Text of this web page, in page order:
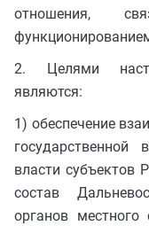
отношения,
2. Целями
являются:
1) обеспечение
государственной
власти субъектов
состав
органов местного